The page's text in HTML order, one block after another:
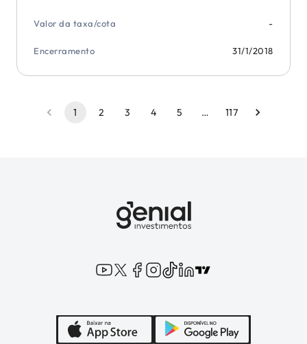
Valor da taxa/cota -
Encerramento 31/1/2018
1 2 3 4 5 … 117